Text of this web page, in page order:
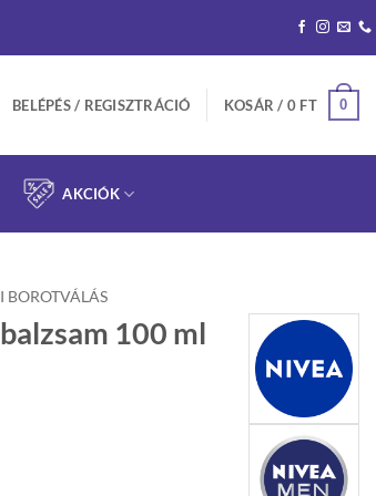
BELÉPÉS / REGISZTRÁCIÓ KOSÁR / 0 FT 0
AKCIÓK
BOROTVÁLÁS
100 ml